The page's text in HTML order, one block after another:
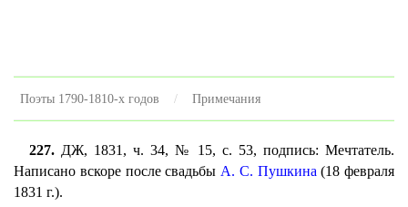
Поэты 1790-1810-х годов Примечания
227.ДЖ, 1831, ч. 34, № 15, с. 53, подпись: Мечтатель.
Написано вскоре после свадьбы А. С. Пушкина (18 февраля
1831 г.).